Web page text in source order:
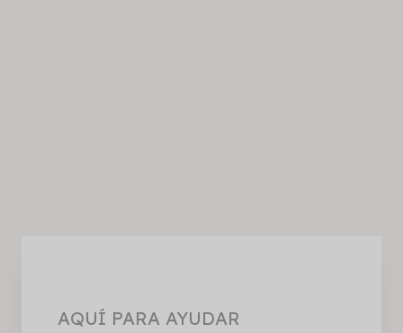
AQUÍ PARA AYUDAR